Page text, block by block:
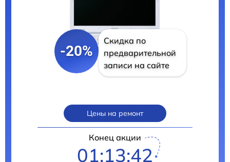
-20%
Скидка по
предварительной
записи на сайте
Цены на ремонт
Конец акции
01:13:40